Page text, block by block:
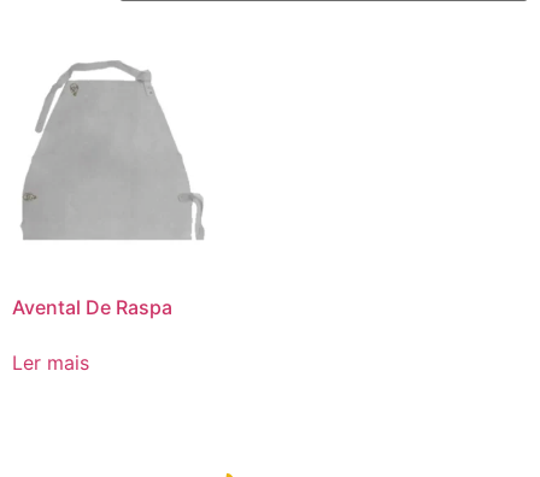
Avental De Raspa
Ler mais